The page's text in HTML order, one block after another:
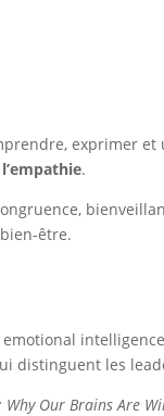
exprimer
l’empathie.
être.
distinguent les
Why Our Brains Are